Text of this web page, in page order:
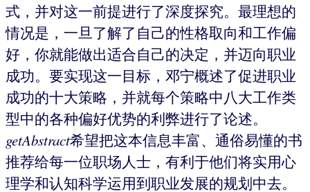
式，并对这一前提进行了深度探究。最理想的
情况是，一旦了解了自己的性格取向和工作偏
好，你就能做出适合自己的决定，并迈向职业
成功。要实现这一目标，邓宁概述了促进职业
成功的十大策略，并就每个策略中八大工作类
型中的各种偏好优势的利弊进行了论述。
getAbstract希望把这本信息丰富、通俗易懂的书
推荐给每一位职场人士，有利于他们将实用心
理学和认知科学运用到职业发展的规划中去。